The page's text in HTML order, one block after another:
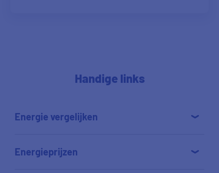
Handige links
Energie vergelijken
Energieprijzen